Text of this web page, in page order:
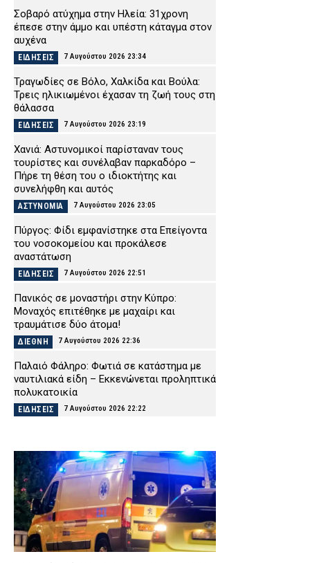
Σοβαρό ατύχημα στην Ηλεία: 31χρονη
έπεσε στην άμμο και υπέστη κάταγμα στον
αυχένα
ΕΙΔΗΣΕΙΣ 7 Αυγούστου 2026 23:34
Τραγωδίες σε Βόλο, Χαλκίδα και Βούλα:
Τρεις ηλικιωμένοι έχασαν τη ζωή τους στη
θάλασσα
ΕΙΔΗΣΕΙΣ 7 Αυγούστου 2026 23:19
Χανιά: Αστυνομικοί παρίσταναν τους
τουρίστες και συνέλαβαν παρκαδόρο –
Πήρε τη θέση του ο ιδιοκτήτης και
συνελήφθη και αυτός
ΑΣΤΥΝΟΜΙΑ 7 Αυγούστου 2026 23:05
Πύργος: Φίδι εμφανίστηκε στα Επείγοντα
του νοσοκομείου και προκάλεσε
αναστάτωση
ΕΙΔΗΣΕΙΣ 7 Αυγούστου 2026 22:51
Πανικός σε μοναστήρι στην Κύπρο:
Μοναχός επιτέθηκε με μαχαίρι και
τραυμάτισε δύο άτομα!
ΔΙΕΘΝΗ 7 Αυγούστου 2026 22:36
Παλαιό Φάληρο: Φωτιά σε κατάστημα με
ναυτιλιακά είδη – Εκκενώνεται προληπτικά
πολυκατοικία
ΕΙΔΗΣΕΙΣ 7 Αυγούστου 2026 22:22
Καταδικάστηκε σε φυλάκιση
ΔΙΚΑΙΟΣΥΝΗ 7 Αυγούστου 2026 22:07
Σκιάθος: «Με ξυλοκόπησαν και με άφησαν
αιμόφυρτο στο δρόμο» – Άγριος καβγάς με
λοστάρια, μαχαίρια και σφυριά
ΔΙΚΑΙΟΣΥΝΗ 7 Αυγούστου 2026 21:53